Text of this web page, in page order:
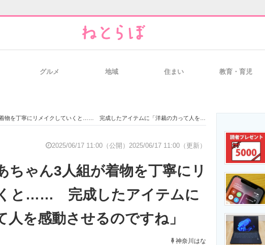
経営リーダーのコミュニティ
IT製品の技術・比較・事例 製造業のIT導入・活用を支援
エネルギーの専門メディア
グルメ 地域 住まい 教育・育児
寧にリメイクしていくと…… 完成したアイテムに「洋裁の力って人を感動させるのですね」
2025/06/17 11:00（公開） 2025/06/17 11:00（更新）
ちゃん3人組が着物を丁寧にリ
と…… 完成したアイテムに
人を感動させるのですね」
神奈川はな